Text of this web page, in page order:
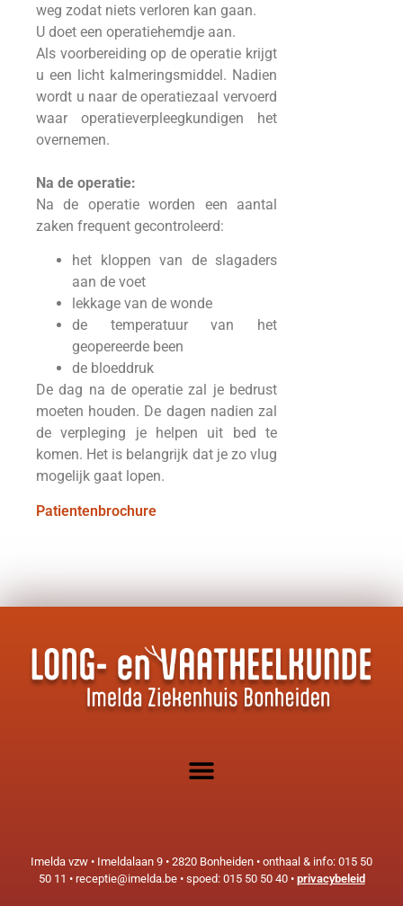
weg zodat niets verloren kan gaan.
U doet een operatiehemdje aan.
Als voorbereiding op de operatie krijgt
u een licht kalmeringsmiddel. Nadien
wordt u naar de operatiezaal vervoerd
waar operatieverpleegkundigen het
overnemen.
Na de operatie:
Na de operatie worden een aantal
zaken frequent gecontroleerd:
het kloppen van de slagaders
aan de voet
lekkage van de wonde
de temperatuur van het
geopereerde been
de bloeddruk
De dag na de operatie zal je bedrust
moeten houden. De dagen nadien zal
de verpleging je helpen uit bed te
komen. Het is belangrijk dat je zo vlug
mogelijk gaat lopen.
Patientenbrochure
Imelda vzw • Imeldalaan 9 • 2820 Bonheiden • onthaal & info: 015 50
50 11 • receptie@imelda.be • spoed: 015 50 50 40 • privacybeleid